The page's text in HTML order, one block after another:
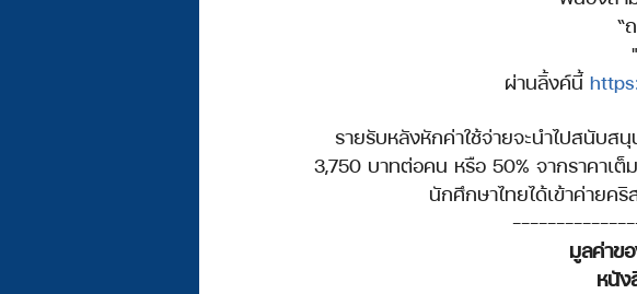
“
ผ่านลิ้งค์นี้
รายรับหลังหักค่าใช้จ่ายจะนำไปสนับ
3,750 บาทต่อคน หรือ 50% จากราคาเ
นักศึกษาไทยได้เข้าค่ายค
มูลค่าข
หนัง